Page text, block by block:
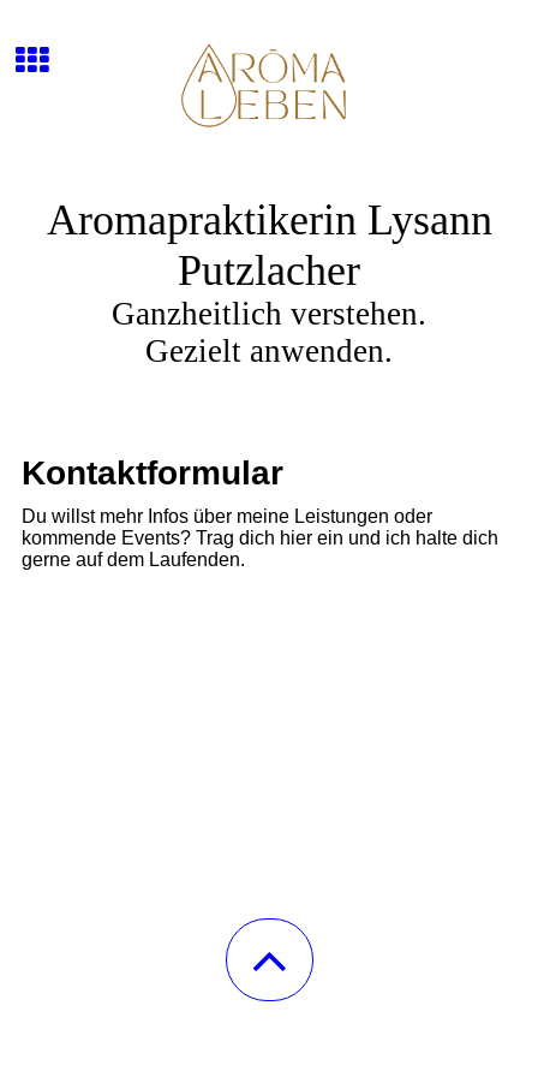
Aromapraktikerin Lysann
Putzlacher
Ganzheitlich verstehen.
Gezielt anwenden.
Kontaktformular
Du willst mehr Infos über meine Leistungen oder
kommende Events? Trag dich hier ein und ich halte dich
gerne auf dem Laufenden.